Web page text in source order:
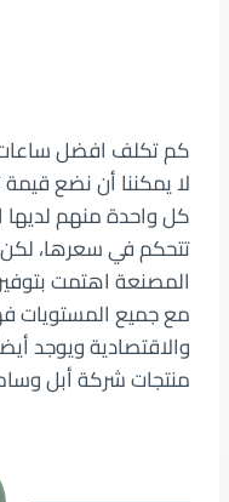
كم تكلف افضل
لا يمكننا أن نضع قيمة
كل واحدة منهم لديها
تتحكم في سعرها، لكن
المصنعة اهتمت
مع جميع المستويات
والاقتصادية ويوجد
منتجات شركة أبل